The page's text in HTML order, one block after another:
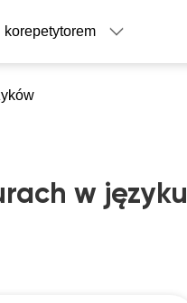
korepetytorem
w języku